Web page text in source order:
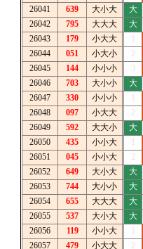
26041
639 大小大 大
26042
795 大大大 大
26043
179 小大大
26044
051 小大小 2
26045
144 小小小
26046
703 大小小 大
26047
330 小小小
26048
097 小大大 2
26049
592 大大小 大
26050
435 小小大
26051
045 小小大 2
26052
649 大小大 大
26053
744 大小小 大
26054
655 大大大 大
26055
537 大小大 大
26056
119 小小大
26057
479 小大大 2